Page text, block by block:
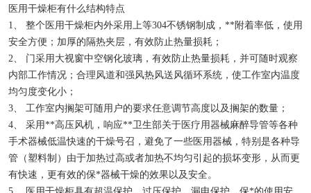
医用干燥柜有什么结构特点
1、 整个医用干燥柜内外采用上等304不锈钢制成，**附着率低，使用
安全方便；加厚的隔热夹层，有效防止热量损耗；
2、 门采用大视窗中空钢化玻璃，有效防止热量损耗，并可随时观察
内部工作情况；合理风道和强风热风送风循环系统，使工作室内温度
均匀度变化小；
3、 工作室内搁架可随用户的要求任意调节高度以及搁架的数量；
4、 采用**高压风机，响应**卫生部关于医疗用器械麻醉导管等各种
手术器械低温快速的干燥号召，避免了一些医用器械，特别是各种导
管（塑料制）由于加热过高或者加热不均匀引起的损坏变形，从而更
有快速，更有效的保*器械干燥的效果以及安全。
锂电池测试恒温箱
实验室低温冰箱